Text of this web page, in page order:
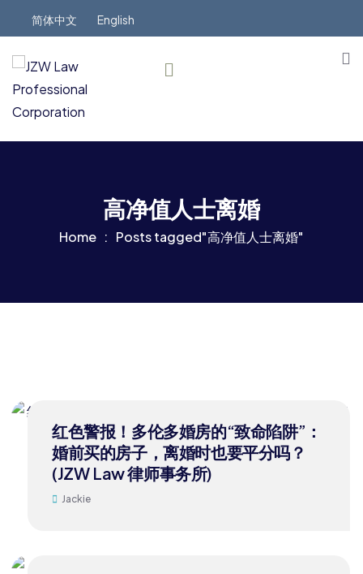
简体中文 English
高净值人士离婚
Home Posts tagged"高净值人士离婚"
19
10 月
红色警报！多伦多婚房的“致命陷阱”：
婚前买的房子，离婚时也要平分吗？
(JZW Law 律师事务所)
Jackie